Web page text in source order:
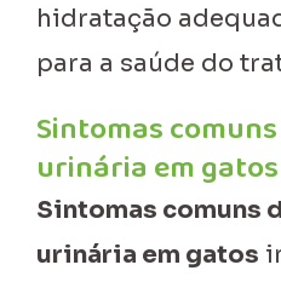
hidratação
para a saúde do
Sintomas
urinária em gatos
Sintomas comuns
urinária em gatos